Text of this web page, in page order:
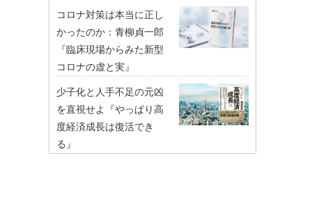
コロナ対策は本当に正し
かったのか：青柳貞一郎
『臨床現場からみた新型
コロナの虚と実』
少子化と人手不足の元凶
を直視せよ『やっぱり高
度経済成長は復活でき
る』